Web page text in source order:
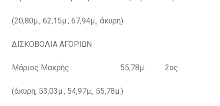
(20,80μ., 62,15μ., 67,94μ., άκυρη)
ΔΙΣΚΟΒΟΛΙΑ ΑΓΟΡΙΩΝ
Μάριος Μακρής 55,78μ. 2ος
(άκυρη, 53,03μ., 54,97μ., 55,78μ.)